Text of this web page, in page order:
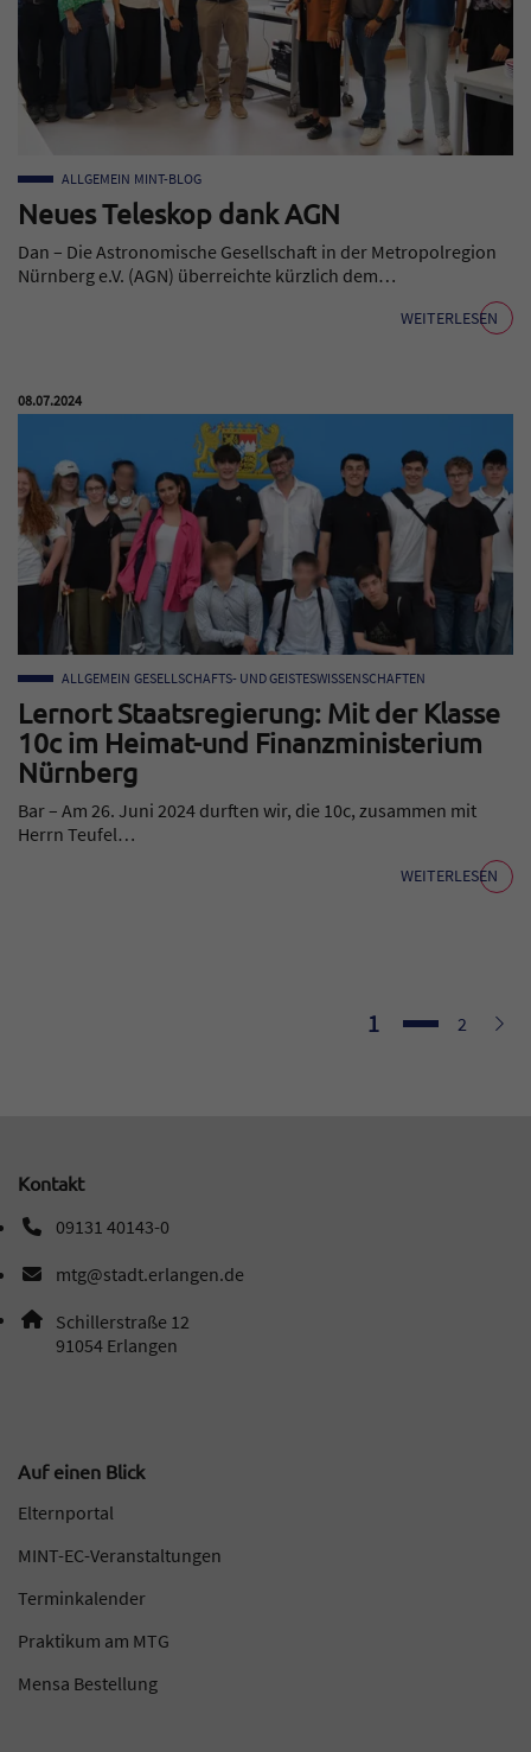
Neues Teleskop dank AGN
ALLGEMEIN MINT-BLOG
Dan – Die Astronomische Gesellschaft in der Metropolregion
Nürnberg e.V. (AGN) überreichte kürzlich dem…
WEITERLESEN
Veröffentlicht am:
08.07.2024
Lernort Staatsregierung: Mit der Klasse
10c im Heimat-und Finanzministerium
Nürnberg
ALLGEMEIN GESELLSCHAFTS- UND GEISTESWISSENSCHAFTEN
Bar – Am 26. Juni 2024 durften wir, die 10c, zusammen mit
Herrn Teufel…
WEITERLESEN
Seite
1 Seite
2
Kontakt
09131 40143-0
Telefonnummer: 0 9 1 3 1 4 0 1 4 3 0
mtg@stadt.erlangen.de
E-Mail Adresse: mtg@stadt.erlangen.de
Adresse:
Schillerstraße 12
91054 , 9 1 0 5 4
Erlangen
Auf einen Blick
Elternportal
MINT-EC-Veranstaltungen
Terminkalender
Praktikum am MTG
Mensa Bestellung